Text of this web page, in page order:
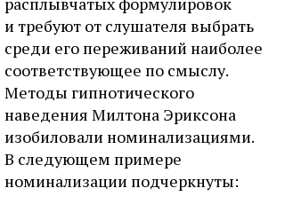
и требуют от слушателя выбрать
среди его переживаний наиболее
соответствующее по смыслу.
Методы гипнотического
наведения Милтона Эриксона
изобиловали номинализациями.
В следующем примере
номинализации подчеркнуты: